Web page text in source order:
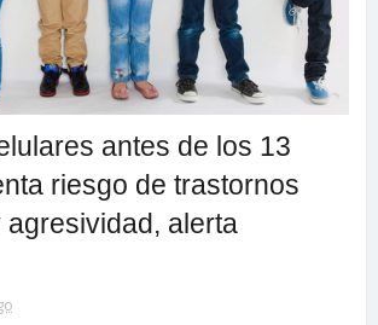
antes de los 13
riesgo de trastornos
agresividad, alerta